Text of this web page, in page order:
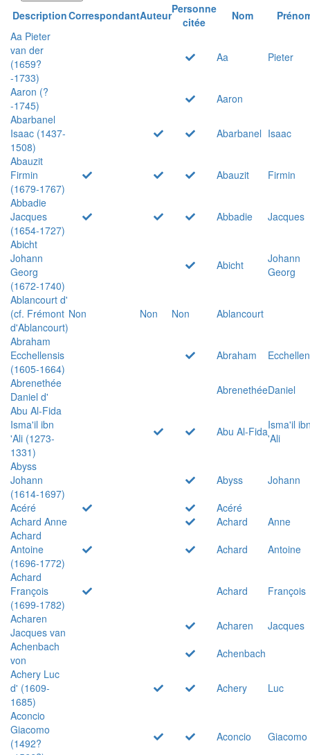
DescriptionCorrespondantAuteurPersonne
citée
Nom
Aa Pieter
van der
(1659?
-1733)
Aa Pieter
Aaron (?
-1745)
Aaron
Abarbanel
Isaac (1437-
1508)
Abarbanel Isaac
Abauzit
Firmin
(1679-1767)
Abauzit
Firmin
Abbadie
Jacques
(1654-1727)
Abbadie
Jacques
Abicht
Johann
Georg
(1672-1740)
Abicht
Johann
Georg
Ablancourt d'
(cf. Frémont
d'Ablancourt)
Non Non Non
Ablancourt
Abraham
Ecchellensis
(1605-1664)
Abraham
Abrenethée
Daniel d'
AbrenethéeDaniel
Abu Al-Fida
Isma'il ibn
'Ali (1273-
1331)
Abu Al-FidaIsma'il
'Ali
Abyss
Johann
(1614-1697)
Abyss
Johann
Acéré
Acéré
Achard Anne
Achard
Anne
Achard
Antoine
(1696-1772)
Achard
Antoine
Achard
François
(1699-1782)
Achard
François
Acharen
Jacques van
Acharen
Jacques
Achenbach
von
Achenbach
Achery Luc
d' (1609-
1685)
Achery
Luc
Aconcio
Giacomo
(1492?
Aconcio Giacomo